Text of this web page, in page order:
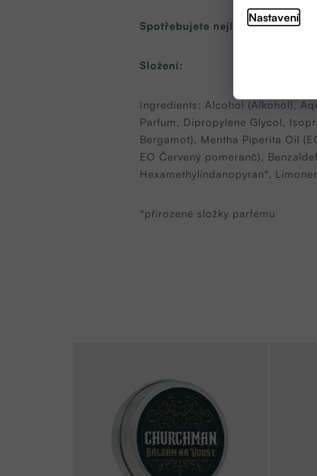
Nastavení
Spotřebujete nejlépe do: 24
Složení:
Ingredients: Alcohol (Alkohol),
Parfum, Dipropylene Glycol,
Bergamot), Mentha Piperita Oil
EO Červený pomeranč),
Hexamethylindanopyran*,
*přirozené složky parfému